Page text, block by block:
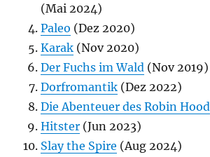
(Mai 2024)
Paleo (Dez 2020)
Karak (Nov 2020)
Der Fuchs im Wald (Nov 2019)
Dorfromantik (Dez 2022)
Die Abenteuer des Robin Hood
Hitster (Jun 2023)
Slay the Spire (Aug 2024)